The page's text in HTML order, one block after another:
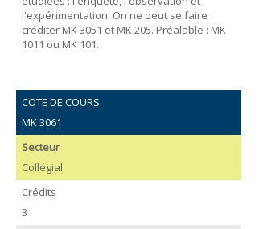
l'expérimentation. On ne peut se faire
créditer MK 3051 et MK 205. Préalable : MK
1011 ou MK 101.
COTE DE COURS
MK 3061
Secteur
Collégial
Crédits
3